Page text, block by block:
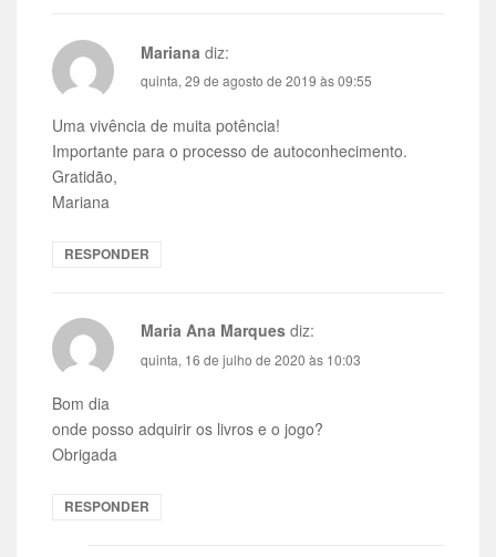
Mariana diz:
quinta, 29 de agosto de 2019 às 09:55
Uma vivência de muita potência!
Importante para o processo de autoconhecimento.
Gratidão,
Mariana
RESPONDER
Maria Ana Marques diz:
quinta, 16 de julho de 2020 às 10:03
Bom dia
onde posso adquirir os livros e o jogo?
Obrigada
RESPONDER